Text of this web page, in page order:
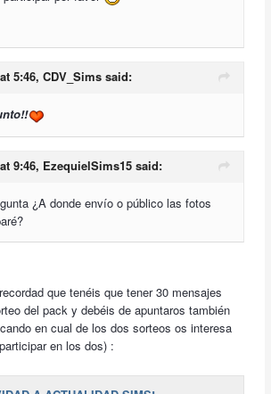
5:46, CDV_Sims said:
9:46, EzequielSims15 said:
¿A donde envío o público las fotos
que tenéis que tener 30 mensajes
del pack y debéis de apuntaros también
en cual de los dos sorteos os interesa
en los dos) :